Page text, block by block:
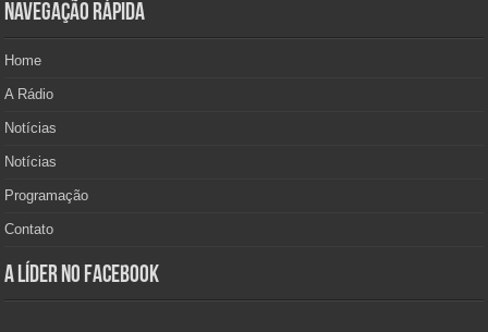
Navegação Rápida
Home
A Rádio
Notícias
Notícias
Programação
Contato
A Líder no Facebook